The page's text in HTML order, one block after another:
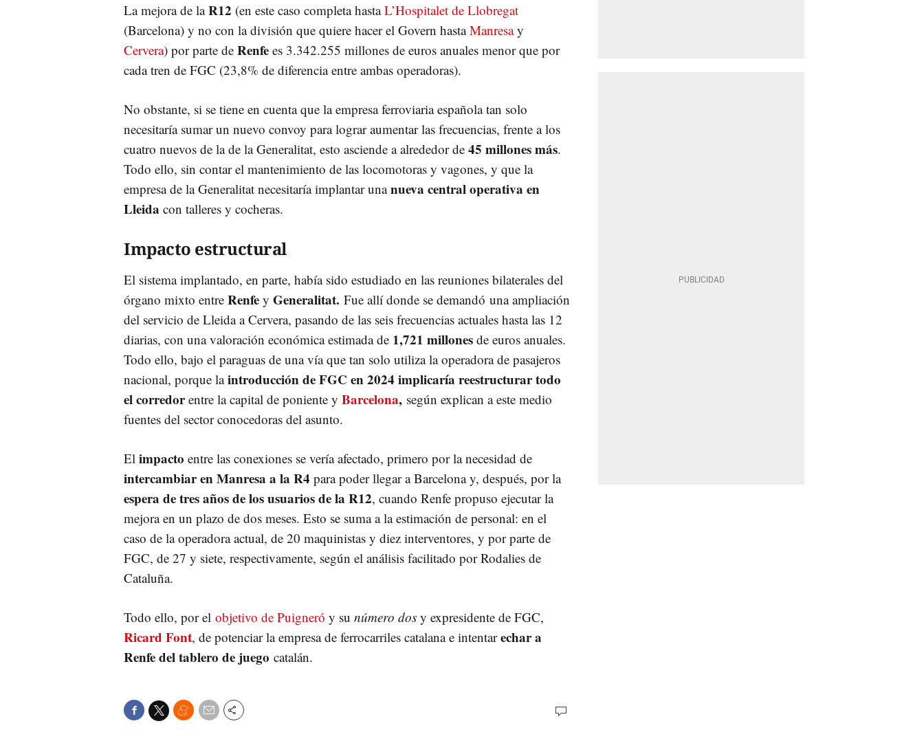
La mejora de laR12 (en este caso completa hastaL’Hospitalet de Llobregat
(Barcelona) y no con la división que quiere hacer el Govern hastaManresay
Cervera) por parte de Renfe es 3.342.255 millones de euros anuales menor que por
cada tren de FGC (23,8% de diferencia entre ambas operadoras).
No obstante, si se tiene en cuenta que la empresa ferroviaria española tan solo
necesitaría sumar un nuevo convoy para lograr aumentar las frecuencias, frente a los
cuatro nuevos de la de la Generalitat, esto asciende a alrededor de 45 millones más.
Todo ello, sin contar el mantenimiento de las locomotoras y vagones, y que la
empresa de la Generalitat necesitaría implantar unanueva central operativa en
Lleida con talleres y cocheras.
Impacto estructural
El sistema implantado, en parte, había sido estudiado en las reuniones bilaterales del
órgano mixto entre Renfe y Generalitat. Fue allí donde se demandó una ampliación
del servicio de Lleida a Cervera, pasando de las seis frecuencias actuales hasta las 12
diarias, con una valoración económica estimada de 1,721 millones de euros anuales.
Todo ello, bajo el paraguas de una vía que tan solo utiliza la operadora de pasajeros
nacional, porque laintroducción de FGC en 2024 implicaría reestructurar todo
el corredorentre la capital de poniente y Barcelona, según explican a este medio
fuentes del sector conocedoras del asunto.
El impacto entre las conexiones se vería afectado, primero por la necesidad de
intercambiar en Manresa a la R4 para poder llegar a Barcelona y, después, por la
espera de tres años de los usuarios de la R12, cuando Renfe propuso ejecutar la
mejora en un plazo de dos meses. Esto se suma a la estimación de personal: en el
caso de la operadora actual, de 20 maquinistas y diez interventores, y por parte de
FGC, de 27 y siete, respectivamente, según el análisis facilitado por Rodalies de
Cataluña.
Todo ello, por el objetivo de Puigneró y su número dos y expresidente de FGC,
Ricard Font, de potenciar la empresa de ferrocarriles catalana e intentarechar a
Renfe del tablero de juego catalán.